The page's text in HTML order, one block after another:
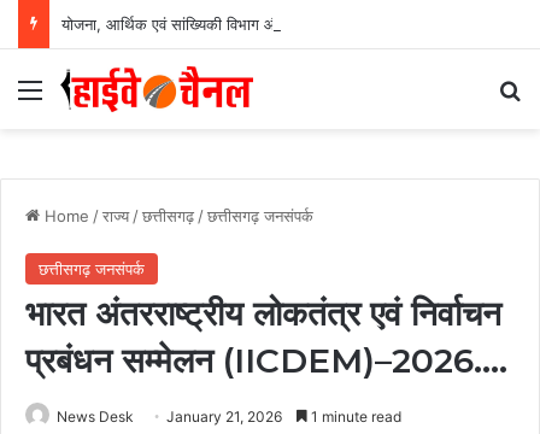
Menu
Home /राज्य /छत्तीसगढ़ /छत्तीसगढ़ जनसंपर्क
छत्तीसगढ़ जनसंपर्क
भारत अंतरराष्ट्रीय लोकतंत्र एवं निर्वाचन
प्रबंधन सम्मेलन (IICDEM)–2026….
News Desk January 21, 2026 1 minute read